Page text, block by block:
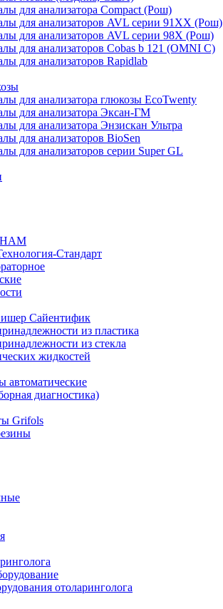
для анализатора Compact (Рош)
для анализаторов AVL серии 91ХХ (Рош)
для анализаторов AVL серии 98Х (Рош)
для анализаторов Cobas b 121 (OMNI C)
для анализаторов Rapidlab
для анализатора глюкозы EcoTwenty
для анализатора Эксан-ГМ
для анализатора Энзискан Ультра
для анализаторов BioSen
для анализаторов серии Super GL
Стандарт
Сайентифик
из пластика
из стекла
жидкостей
автоматические
диагностика)
Grifols
отоларинголога